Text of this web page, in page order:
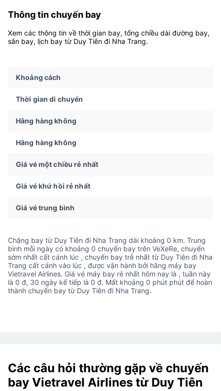
Thông tin chuyến bay
Xem các thông tin về thời gian bay, tổng chiều dài đường bay,
sân bay, lịch bay từ Duy Tiên đi Nha Trang.
Khoảng cách
Thời gian di chuyển
Hãng hàng không
Hãng hàng không
Giá vé một chiều rẻ nhất
Giá vé khứ hồi rẻ nhất
Giá vé trung bình
Chặng bay từ Duy Tiên đi Nha Trang dài khoảng 0 km. Trung
bình mỗi ngày có khoảng 0 chuyến bay trên VeXeRe, chuyến
sớm nhất cất cánh lúc , chuyến bay trễ nhất từ Duy Tiên đi Nha
Trang cất cánh vào lúc , được vận hành bởi hãng máy bay
Vietravel Airlines. Giá vé máy bay rẻ nhất hôm nay là , tuần này
là 0 đ, 30 ngày kế tiếp là 0 đ. Mất khoảng 0 phút phút để hoàn
thành chuyến bay từ Duy Tiên đi Nha Trang.
Các câu hỏi thường gặp về chuyến
bay Vietravel Airlines từ Duy Tiên